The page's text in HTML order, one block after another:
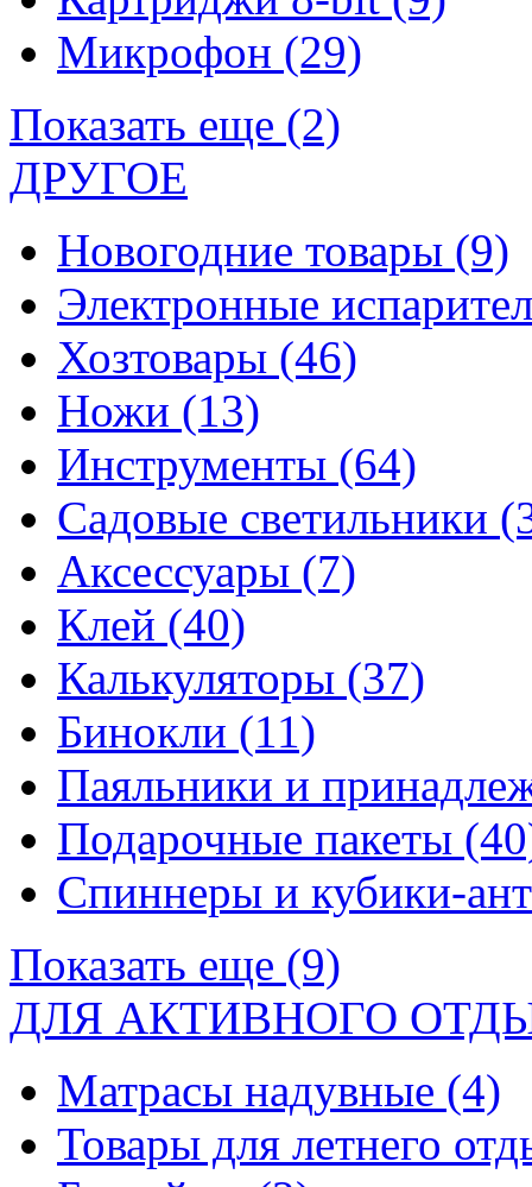
Микрофон (29)
Показать еще (2)
ДРУГОЕ
Новогодние товары (9)
Электронные
Хозтовары (46)
Ножи (13)
Инструменты (64)
Садовые светильники
Аксессуары (7)
Клей (40)
Калькуляторы (37)
Бинокли (11)
Паяльники и
Подарочные пакеты
Спиннеры и кубики-
Показать еще (9)
ДЛЯ АКТИВНОГО
Матрасы надувные (4)
Товары для летнего